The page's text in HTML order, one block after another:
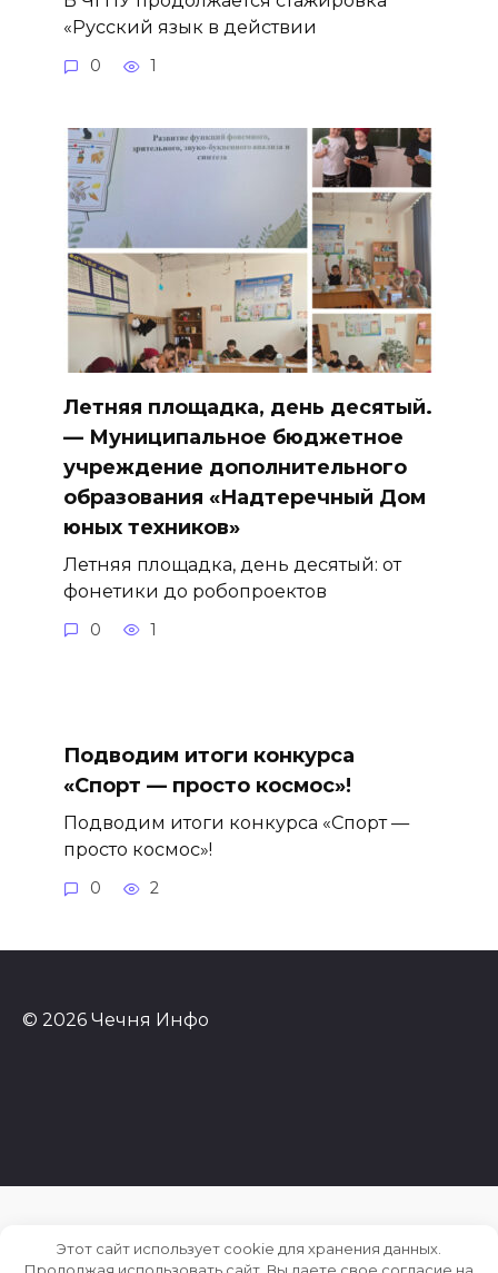
«Русский язык в действии
0 1
Летняя площадка, день десятый.
— Муниципальное бюджетное
учреждение дополнительного
образования «Надтеречный Дом
юных техников»
Летняя площадка, день десятый: от
фонетики до робопроектов
0 1
Подводим итоги конкурса
«Спорт — просто космос»!
Подводим итоги конкурса «Спорт —
просто космос»!
0 2
© 2026 Чечня Инфо
Этот сайт использует cookie для хранения данных.